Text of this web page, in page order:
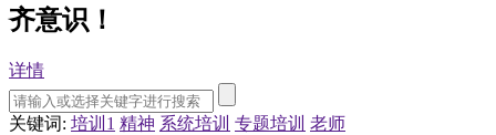
齐意识！
详情
关键词: 培训1 精神 系统培训 专题培训 老师